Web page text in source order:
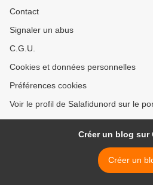
Contact
Signaler un abus
C.G.U.
Cookies et données personnelles
Préférences cookies
Voir le profil de Salafidunord sur le
Créer un blog sur
Créer un